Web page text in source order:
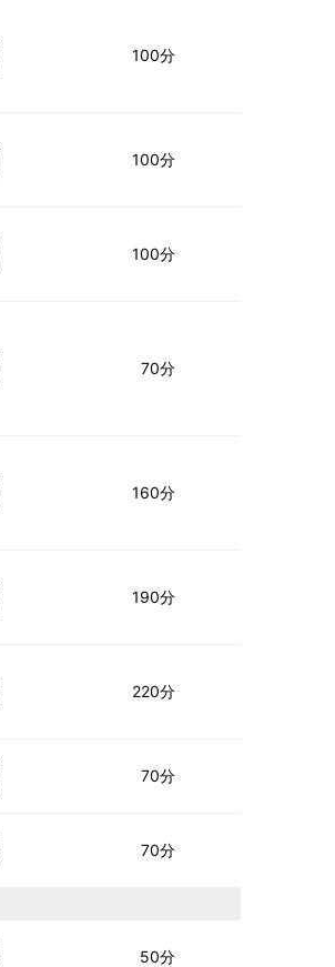
100分
100分
100分
70分
160分
190分
220分
70分
70分
50分